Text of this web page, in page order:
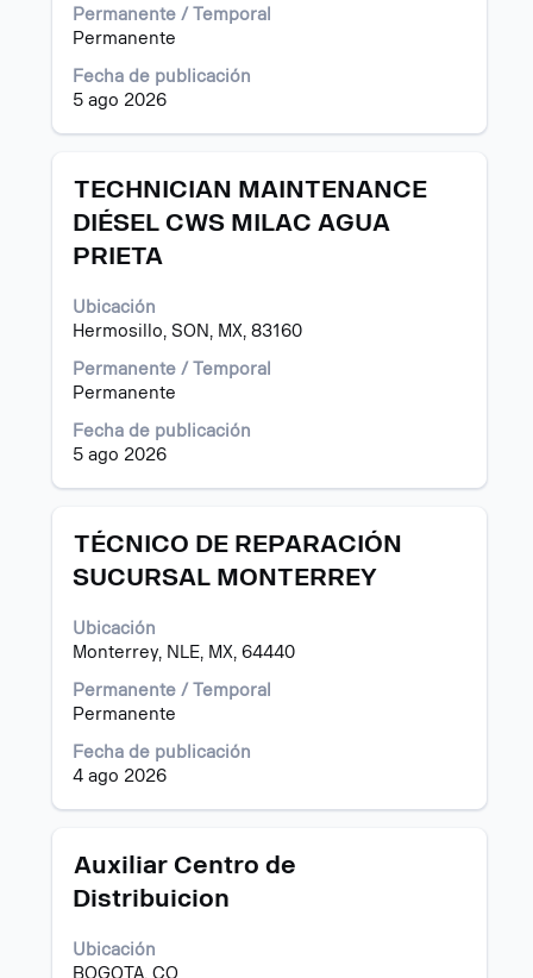
Permanente / Temporal
Permanente
Fecha de publicación
5 ago 2026
completo
de
la
información
puesto.
Título
TECHNICIAN MAINTENANCE
DIÉSEL CWS MILAC AGUA
PRIETA
Ubicación
Hermosillo, SON, MX, 83160
Permanente / Temporal
Permanente
Fecha de publicación
5 ago 2026
Utilice
barra
espaciadora
ver
el
completo
de
la
información
puesto.
Título
TÉCNICO DE REPARACIÓN
SUCURSAL MONTERREY
Ubicación
Monterrey, NLE, MX, 64440
Permanente / Temporal
Permanente
Fecha de publicación
4 ago 2026
Utilice
barra
para
ver
el
contenido
de
la
Título
Auxiliar Centro de
Distribuicion
Ubicación
BOGOTA, CO
Utilice
barra
para